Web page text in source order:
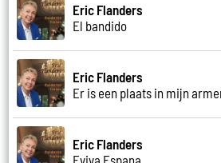
Eric Flanders
El bandido
Eric Flanders
Er is een plaats in mijn
Eric Flanders
Eviva Espana